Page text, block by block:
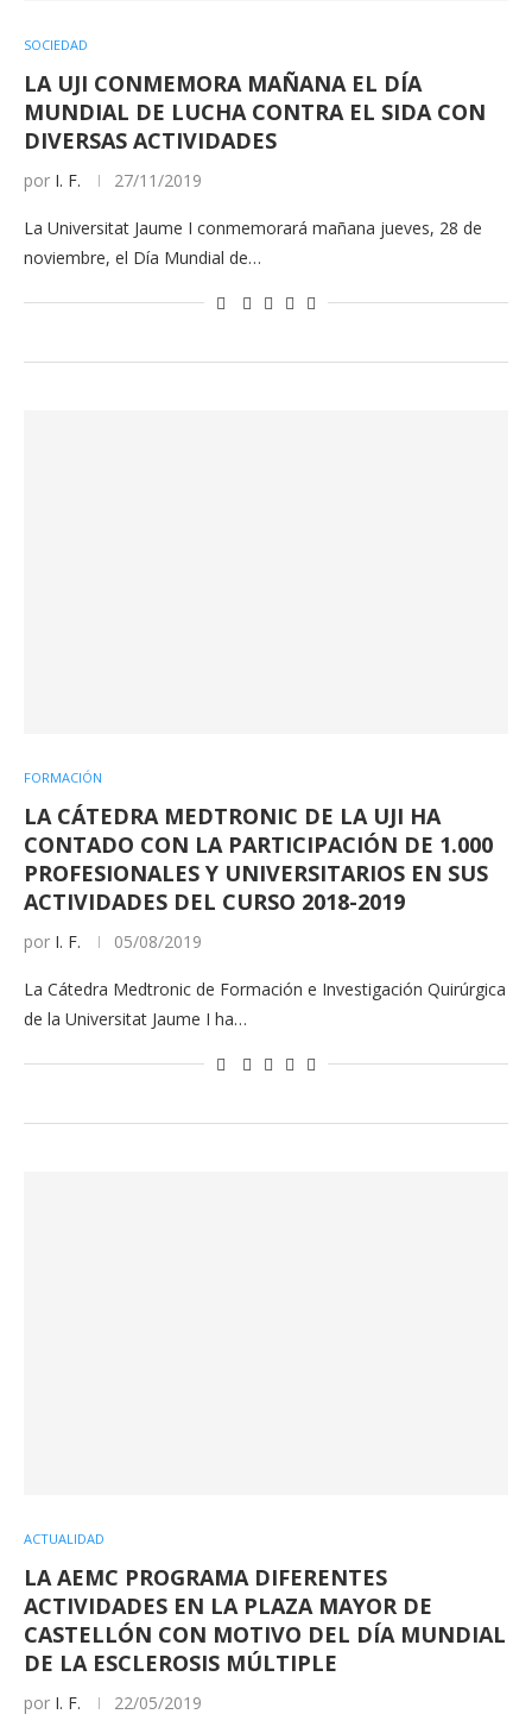
SOCIEDAD
LA UJI CONMEMORA MAÑANA EL DÍA
MUNDIAL DE LUCHA CONTRA EL SIDA CON
DIVERSAS ACTIVIDADES
por I. F. 27/11/2019
La Universitat Jaume I conmemorará mañana jueves, 28 de
noviembre, el Día Mundial de…
FORMACIÓN
LA CÁTEDRA MEDTRONIC DE LA UJI HA
CONTADO CON LA PARTICIPACIÓN DE 1.000
PROFESIONALES Y UNIVERSITARIOS EN SUS
ACTIVIDADES DEL CURSO 2018-2019
por I. F. 05/08/2019
La Cátedra Medtronic de Formación e Investigación Quirúrgica
de la Universitat Jaume I ha…
ACTUALIDAD
LA AEMC PROGRAMA DIFERENTES
ACTIVIDADES EN LA PLAZA MAYOR DE
CASTELLÓN CON MOTIVO DEL DÍA MUNDIAL
DE LA ESCLEROSIS MÚLTIPLE
por I. F. 22/05/2019